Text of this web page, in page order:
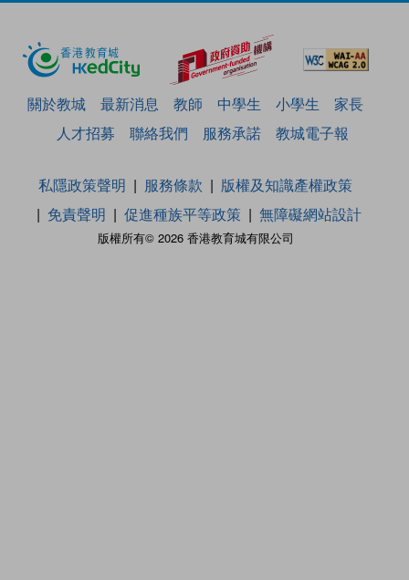
關於教城 最新消息 教師 中學生 小學生
家長
人才招募
聯絡我們 服務承諾 教城電子報
版權所有© 2026 香港教育城有限公司
私隱政策聲明 服務條款
版權及知識產權政策
免責聲明
促進種族平等政策 無障礙網站設計